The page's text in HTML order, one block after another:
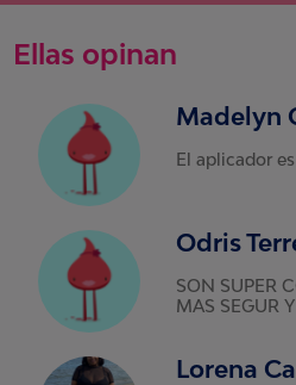
Ellas opinan
Madelyn
El aplicador
Odris
SON SUPER
MAS SEGUR
Lorena